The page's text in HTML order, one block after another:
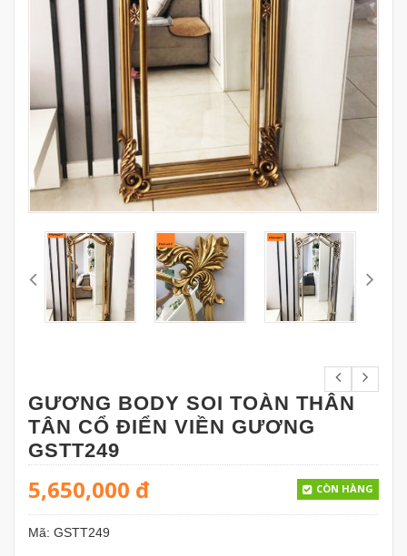
GƯƠNG BODY SOI TOÀN THÂN
TÂN CỔ ĐIỂN VIỀN GƯƠNG
GSTT249
5,650,000 đ CÒN HÀNG
Mã: GSTT249